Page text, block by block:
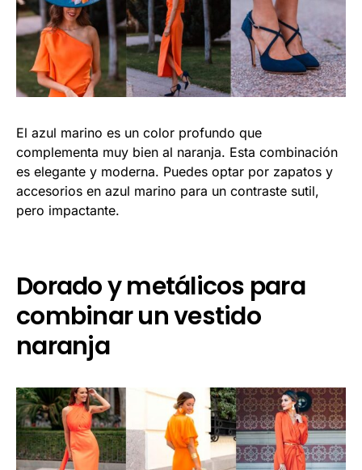
El azul marino es un color profundo que
complementa muy bien al naranja. Esta combinación
es elegante y moderna. Puedes optar por zapatos y
accesorios en azul marino para un contraste sutil,
pero impactante.
Dorado y metálicos para
combinar un vestido
naranja